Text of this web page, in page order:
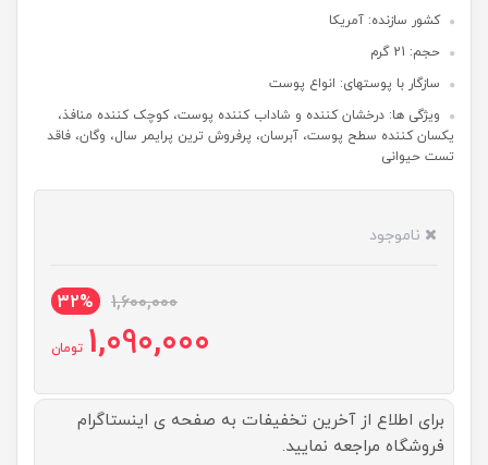
کشور سازنده: آمریکا
حجم: 21 گرم
سازگار با پوستهای: انواع پوست
ویژگی ها: درخشان کننده و شاداب کننده پوست، کوچک کننده منافذ،
یکسان کننده سطح پوست، آبرسان، پرفروش ترین پرایمر سال، وگان، فاقد
تست حیوانی
ناموجود
1,600,000
32%
1,090,000 تومان
برای اطلاع از آخرین تخفیفات به صفحه ی اینستاگرام
فروشگاه مراجعه نمایید.